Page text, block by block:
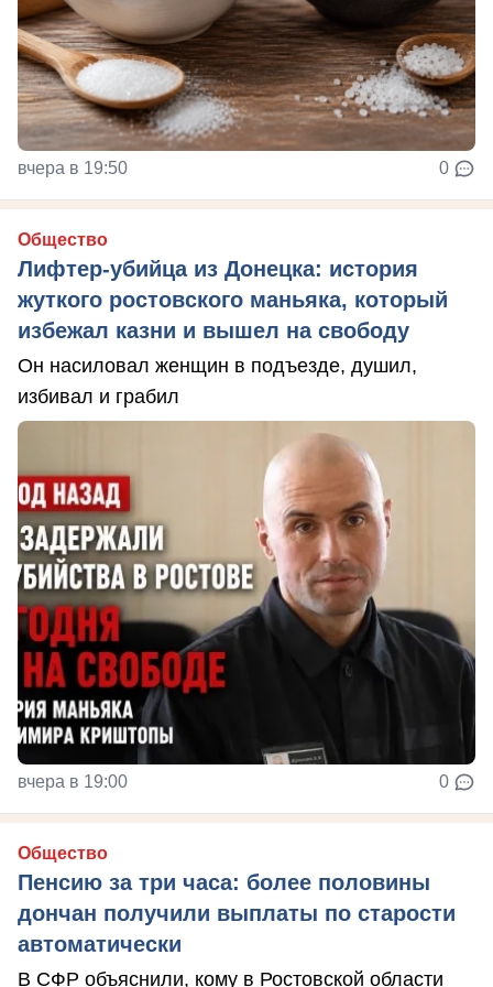
вчера в 19:50 0
Общество
Лифтер-убийца из Донецка: история
жуткого ростовского маньяка, который
избежал казни и вышел на свободу
Он насиловал женщин в подъезде, душил,
избивал и грабил
вчера в 19:00 0
Общество
Пенсию за три часа: более половины
дончан получили выплаты по старости
автоматически
В СФР объяснили, кому в Ростовской области